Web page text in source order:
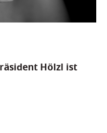
Hölzl ist